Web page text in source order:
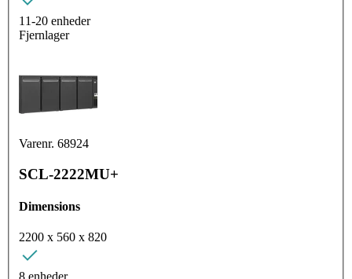
11-20 enheder
Fjernlager
Varenr. 68924
SCL-2222MU+
Dimensions
2200 x 560 x 820